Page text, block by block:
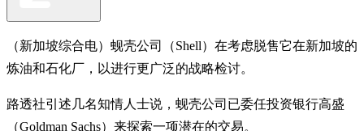
（新加坡综合电）蚬壳公司（Shell）在考虑脱售它在新加坡的
炼油和石化厂，以进行更广泛的战略检讨。
路透社引述几名知情人士说，蚬壳公司已委任投资银行高盛
（Goldman Sachs）来探索一项潜在的交易。